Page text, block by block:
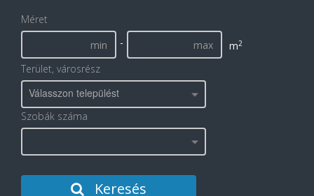
Méret
-
m2
Terület, városrész
Válasszon települést
Szobák száma
Keresés